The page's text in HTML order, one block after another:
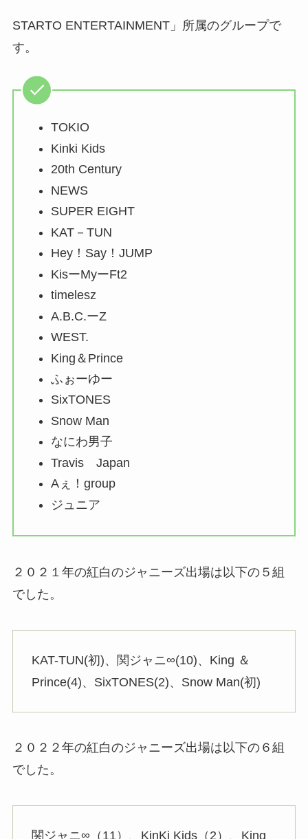
STARTO ENTERTAINMENT」所属のグループで
す。
TOKIO
Kinki Kids
20th Century
NEWS
SUPER EIGHT
KAT－TUN
Hey！Say！JUMP
KisーMyーFt2
timelesz
A.B.C.ーZ
WEST.
King＆Prince
ふぉーゆー
SixTONES
Snow Man
なにわ男子
Travis Japan
Aぇ！group
ジュニア
２０２１年の紅白のジャニーズ出場は以下の５組
でした。
KAT-TUN(初)、関ジャニ∞(10)、King ＆
Prince(4)、SixTONES(2)、Snow Man(初)
２０２２年の紅白のジャニーズ出場は以下の６組
でした。
関ジャニ∞（11）、KinKi Kids（2）、King